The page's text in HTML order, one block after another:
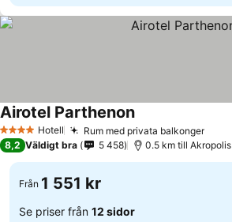
4 StjärnorHotell Rum med privata balkonger
Airotel Parthenon
8,2 Väldigt bra 5 458 0.5 km till Akropolis
Från 1 551 kr
Se priser från 12 sidor